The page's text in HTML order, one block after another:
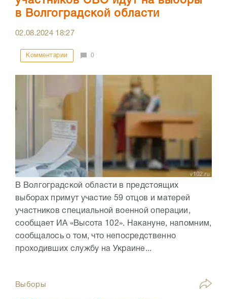
в Волгоградской области
02.08.2024 18:27
Комментарии 0
В Волгоградской области в предстоящих
выборах примут участие 59 отцов и матерей
участников специальной военной операции,
сообщает ИА «Высота 102». Накануне, напомним,
сообщалось о том, что непосредственно
проходивших службу на Украине...
Выборы